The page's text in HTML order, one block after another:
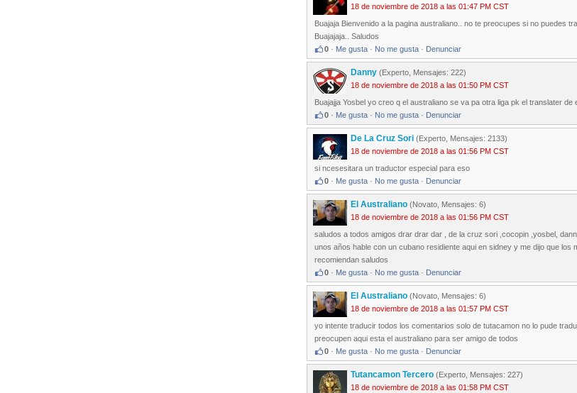
18 de noviembre de 2018 a las 01:47 PM CST
Buajaja Bienvenido a la pagina australiano.. no te preocupes si no puedes
Buajajaja.. Saludos
0 · Me gusta · No me gusta · Denunciar
Danny (Experto, Mensajes: 222)
18 de noviembre de 2018 a las 01:50 PM CST
Buajajja Yosbel yo creo q el australiano se va pa otra liga pk el translater
0 · Me gusta · No me gusta · Denunciar
De La Cruz Sori (Experto, Mensajes: 2133)
18 de noviembre de 2018 a las 01:56 PM CST
si ncesesitara un traductor especial para eso
0 · Me gusta · No me gusta · Denunciar
El Australiano (Novato, Mensajes: 6)
18 de noviembre de 2018 a las 01:56 PM CST
saludos a todos amigos drar drar dar , de la cruz sori ,cocopin ,yosbel,
unos años hable con un cubano residiente aqui en sidney y me dijo que
recomiendan saludos
0 · Me gusta · No me gusta · Denunciar
El Australiano (Novato, Mensajes: 6)
18 de noviembre de 2018 a las 01:57 PM CST
yo intente traducir todos los comentarios solo de tutacamon no lo pude
preocupen aqui esta el australiano para ser amigo de todos
0 · Me gusta · No me gusta · Denunciar
Tutancamon Tercero (Experto, Mensajes: 227)
18 de noviembre de 2018 a las 01:58 PM CST